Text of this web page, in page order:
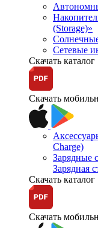
(Storage)»
Сетевые
Скачать каталог
Скачать
Charge)
Зарядные
Зарядная
Скачать каталог
Скачать